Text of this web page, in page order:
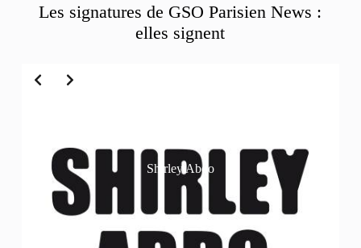
Les signatures de GSO Parisien News :
elles signent
Shirley Abdo